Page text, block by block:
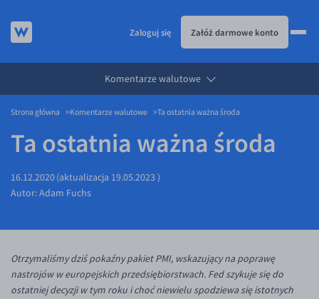
KURSY WALUT
Kursy walut
EUR/PLN
CHF/PLN
DKK/PLN
NOK/PLN
KARTA WIELOWALUTOWA
Karta wielowalutowa
PRZELEWY ZAGRANICZNE
DLA FIRM
Partnerstwa
Walutomat Business
Prowizje i rabaty
Metody płatności
Blog
Aktualności
Zaloguj się Załóż darmowe konto
Komentarze walutowe
Strona główna Komentarze walutowe Ta ostatnia ważna środa
Ta ostatnia ważna środa
16.12.2020(aktualizacja 19.05.2023 )
Autor:Adam Fuchs
Otrzymaliśmy dziś pokaźny pakiet PMI, wskazujący na poprawę
nastrojów w europejskich przedsiębiorstwach. Fed szykuje się do
ostatniej decyzji w tym roku i choć niewielu spodziewa się istotnych